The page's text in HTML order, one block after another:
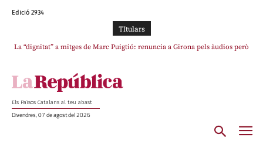
Edició 2934
TItulars
La “dignitat” a mitges de Marc Puigtió: renuncia a Girona pels àudios però
Els Països Catalans al teu abast
Divendres, 07 de agost del 2026